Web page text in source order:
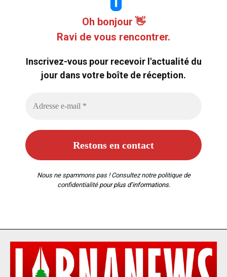
Oh bonjour 👋
Ravi de vous rencontrer.
Inscrivez-vous pour recevoir l'actualité du
jour dans votre boîte de réception.
Nous ne spammons pas ! Consultez notre politique de
confidentialitépour plus d’informations.